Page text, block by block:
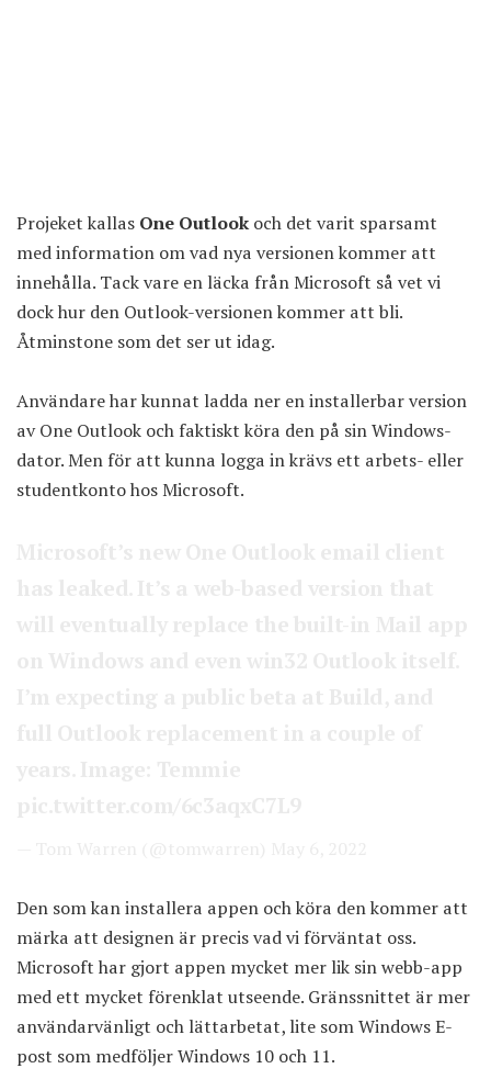
Projeket kallas One Outlookoch det varit sparsamt
med information om vad nya versionen kommer att
innehålla. Tack vare en läcka från Microsoft så vet vi
dock hur den Outlook-versionen kommer att bli.
Åtminstone som det ser ut idag.
Användare har kunnat ladda ner en installerbar version
av One Outlook och faktiskt köra den på sin Windows-
dator. Men för att kunna logga in krävs ett arbets- eller
studentkonto hos Microsoft.
Den som kan installera appen och köra den kommer att
märka att designen är precis vad vi förväntat oss.
Microsoft har gjort appen mycket mer lik sin webb-app
med ett mycket förenklat utseende. Gränssnittet är mer
användarvänligt och lättarbetat, lite som Windows E-
post som medföljer Windows 10 och 11.